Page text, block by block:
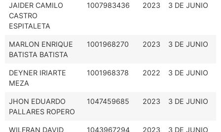
JAIDER CAMILO
CASTRO
ESPITALETA
1007983436 2023 3 DE JUNIO
MARLON ENRIQUE
BATISTA BATISTA
1001968270 2023 3 DE JUNIO
DEYNER IRIARTE
MEZA
1001968378 2022 3 DE JUNIO
JHON EDUARDO
PALLARES ROPERO
1047459685 2023 3 DE JUNIO
WILFRAN DAVID
1043967294 2023 3 DE JUNIO